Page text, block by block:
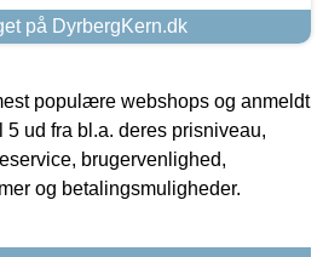
på DyrbergKern.dk
populære webshops og anmeldt
5 ud fra bl.a. deres prisniveau,
brugervenlighed,
og betalingsmuligheder.